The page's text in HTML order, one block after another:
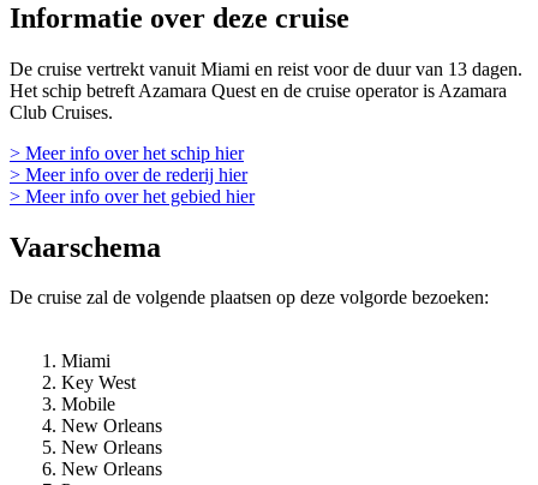
Informatie over deze cruise
De cruise vertrekt vanuit Miami en reist voor de duur van 13 dagen.
Het schip betreft Azamara Quest en de cruise operator is Azamara
Club Cruises.
> Meer info over het schip hier
> Meer info over de rederij hier
> Meer info over het gebied hier
Vaarschema
De cruise zal de volgende plaatsen op deze volgorde bezoeken:
Miami
Key West
Mobile
New Orleans
New Orleans
New Orleans